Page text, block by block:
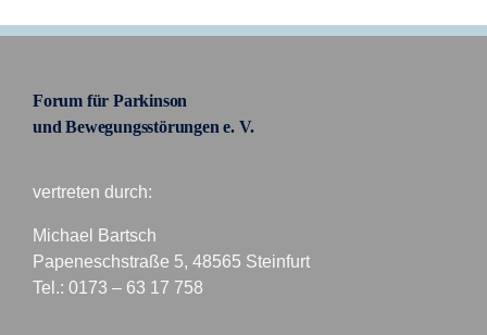
Forum für Parkinson
und Bewegungsstörungen e. V.
vertreten durch:
Michael Bartsch
Papeneschstraße 5, 48565 Steinfurt
Tel.: 0173 – 63 17 758